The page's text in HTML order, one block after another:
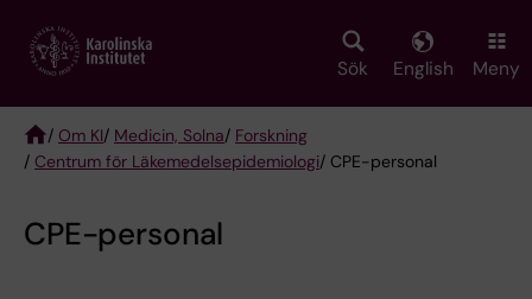
main
Sök English Meny
Breadcrumb
/ Om KI/ Medicin, Solna/ Forskning
/ Centrum för Läkemedelsepidemiologi/ CPE-personal
CPE-personal